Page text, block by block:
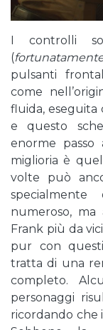
I controlli
(
pulsanti
come
fluida, eseguita
e questo
enorme passo
miglioria è
volte può
numeroso, ma
Frank più da
pur con
tratta di una
completo.
personaggi
ricordando che